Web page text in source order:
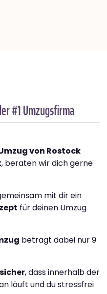
#1 Umzugsfirma
von Rostock
, beraten wir dich gerne
mit dir ein
für deinen Umzug
beträgt dabei nur 9
, dass innerhalb der
läuft und du stressfrei